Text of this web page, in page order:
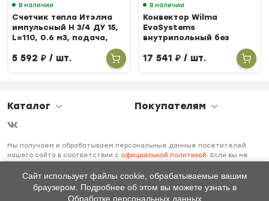
В наличии
Счетчик тепла Итэлма
импульсный Н 3/4 ДУ 15,
L=110, 0.6 м3, подача,
5 592₽ / шт.
В наличии
Конвектор Wilma
EvaSystems
внутрипольный без
258мм высота 90мм
17 541 ₽/ шт.
Каталог Покупателям
Мы получаем и обрабатываем персональные данные посетителей
нашего сайта в соответствии с официальной политикой
. Если вы не
необходимо покинуть наш сайт.
Сайт использует файлы cookie, обрабатываемые вашим
браузером. Подробнее об этом вы можете узнать в
Обработке персональных данных